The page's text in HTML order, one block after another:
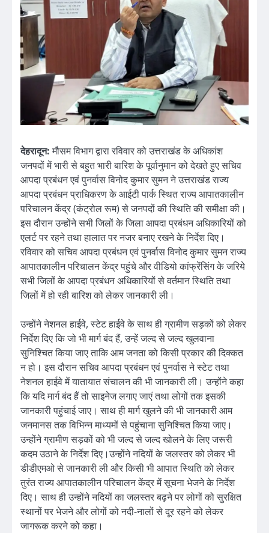
देहरादून:मौसम विभाग द्वारा रविवार को उत्तराखंड के अधिकांश
जनपदों में भारी से बहुत भारी बारिश के पूर्वानुमान को देखते हुए सचिव
आपदा प्रबंधन एवं पुनर्वास विनोद कुमार सुमन ने उत्तराखंड राज्य
आपदा प्रबंधन प्राधिकरण के आईटी पार्क स्थित राज्य आपातकालीन
परिचालन केंद्र (कंट्रोल रूम) से जनपदों की स्थिति की समीक्षा की।
इस दौरान उन्होंने सभी जिलों के जिला आपदा प्रबंधन अधिकारियों को
एलर्ट पर रहने तथा हालात पर नजर बनाए रखने के निर्देश दिए।
रविवार को सचिव आपदा प्रबंधन एवं पुनर्वास विनोद कुमार सुमन राज्य
आपातकालीन परिचालन केंद्र पहुंचे और वीडियो कांफ्रेंसिंग के जरिये
सभी जिलों के आपदा प्रबंधन अधिकारियों से वर्तमान स्थिति तथा
जिलों में हो रही बारिश को लेकर जानकारी ली।
उन्होंने नेशनल हाईवे, स्टेट हाईवे के साथ ही ग्रामीण सड़कों को लेकर
निर्देश दिए कि जो भी मार्ग बंद हैं, उन्हें जल्द से जल्द खुलवाना
सुनिश्चित किया जाए ताकि आम जनता को किसी प्रकार की दिक्कत
न हो। इस दौरान सचिव आपदा प्रबंधन एवं पुनर्वास ने स्टेट तथा
नेशनल हाईवे में यातायात संचालन की भी जानकारी ली। उन्होंने कहा
कि यदि मार्ग बंद हैं तो साइनेज लगाए जाएं तथा लोगों तक इसकी
जानकारी पहुंचाई जाए। साथ ही मार्ग खुलने की भी जानकारी आम
जनमानस तक विभिन्न माध्यमों से पहुंचाना सुनिश्चित किया जाए।
उन्होंने ग्रामीण सड़कों को भी जल्द से जल्द खोलने के लिए जरूरी
कदम उठाने के निर्देश दिए।उन्होंने नदियों के जलस्तर को लेकर भी
डीडीएमओ से जानकारी ली और किसी भी आपात स्थिति को लेकर
तुरंत राज्य आपातकालीन परिचालन केंद्र में सूचना भेजने के निर्देश
दिए। साथ ही उन्होंने नदियों का जलस्तर बढ़ने पर लोगों को सुरक्षित
स्थानों पर भेजने और लोगों को नदी-नालों से दूर रहने को लेकर
जागरूक करने को कहा।